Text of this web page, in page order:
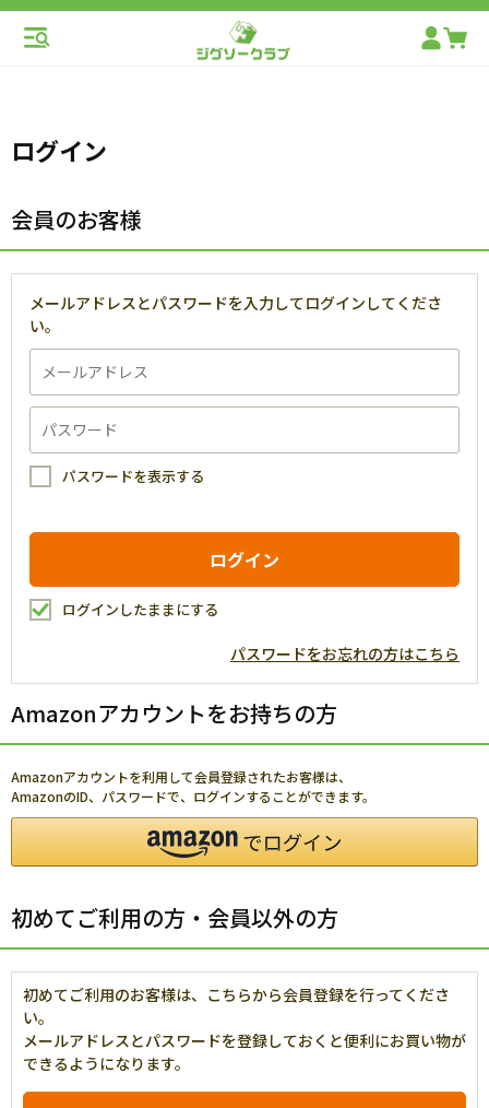
ログイン
会員のお客様
メールアドレスとパスワードを入力してログインしてくださ
い。
パスワードを表示する
ログインしたままにする
パスワードをお忘れの方はこちら
Amazonアカウントをお持ちの方
Amazonアカウントを利用して会員登録されたお客様は、
AmazonのID、パスワードで、ログインすることができます。
初めてご利用の方・会員以外の方
初めてご利用のお客様は、こちらから会員登録を行ってくださ
い。
メールアドレスとパスワードを登録しておくと便利にお買い物が
できるようになります。